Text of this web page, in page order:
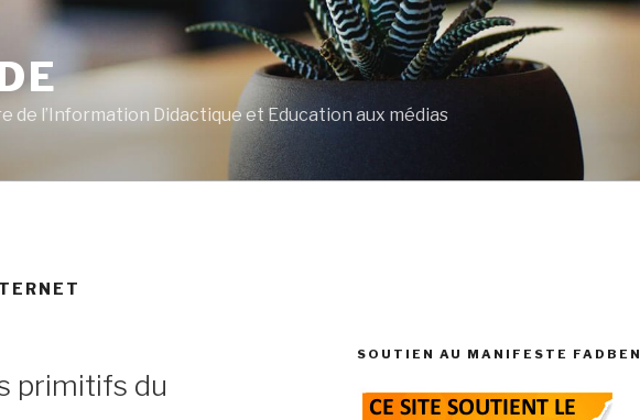
de l’Information Didactique et Education aux médias
primitifs du
SOUTIEN AU MANIFESTE FADBEN